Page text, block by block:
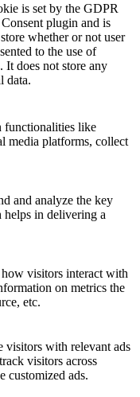
is set by the GDPR
plugin and is
whether or not user
to the use of
It does not store any
data.
functionalities like
media platforms, collect
and analyze the key
helps in delivering a
visitors interact with
on metrics the
etc.
visitors with relevant ads
visitors across
customized ads.